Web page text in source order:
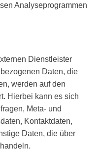
Analyseprogrammen
Dienstleister
Daten, die
werden auf den
Hierbei kann es sich
Meta- und
Kontaktdaten,
Daten, die über